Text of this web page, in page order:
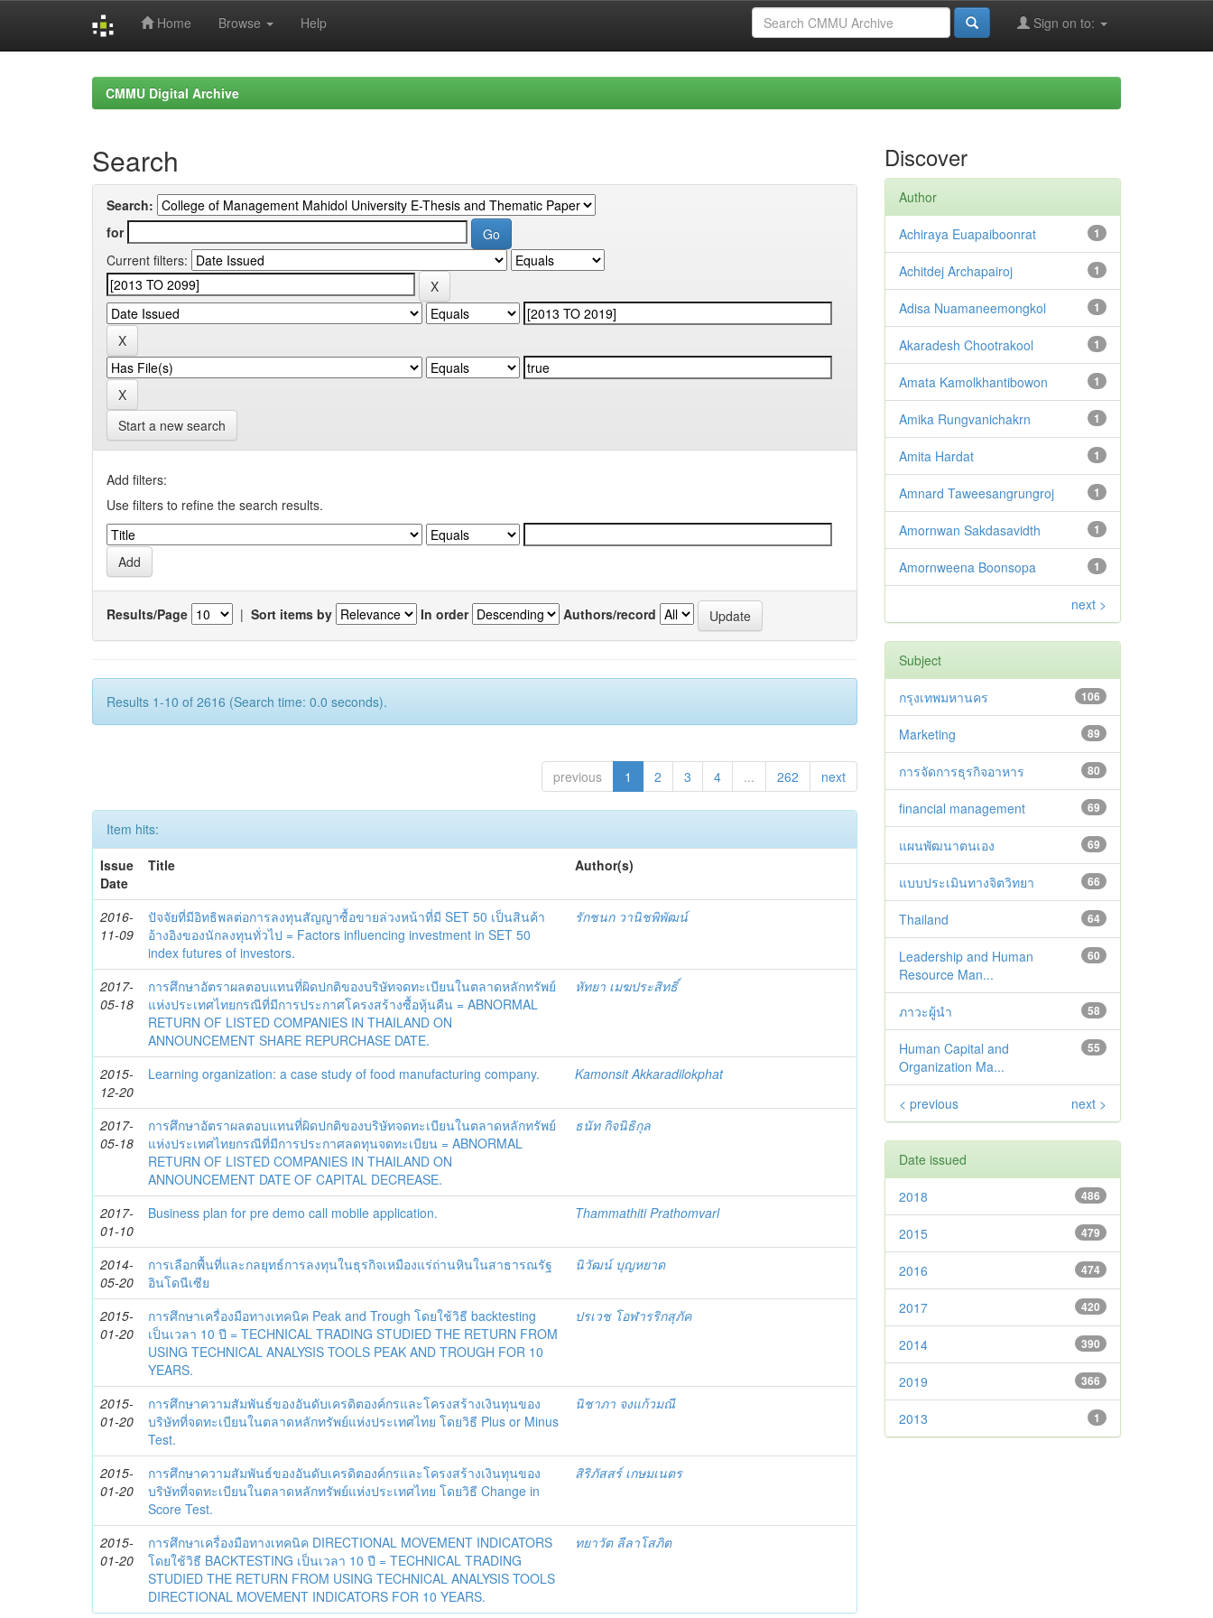
Home Browse Help Sign on to:
CMMU Digital Archive
Search
Search:
for
Current filters:
Start a new search
Add filters:
Use filters to refine the search results.
Results/Page | Sort items by In order Authors/record
Results 1-10 of 2616 (Search time: 0.0 seconds).
previous 1 2 3 4 ... 262 next
Item hits:
Issue
Date
Title Author(s)
2016-
11-09
ปัจจัยที่มีอิทธิพลต่อการลงทุนสัญญาซื้อขายล่วงหน้าที่มี SET 50 เป็นสินค้า
อ้างอิงของนักลงทุนทั่วไป = Factors influencing investment in SET 50
index futures of investors.
รักชนก วานิชพิพัฒน์
2017-
05-18
การศึกษาอัตราผลตอบแทนที่ผิดปกติของบริษัทจดทะเบียนในตลาดหลักทรัพย์
แห่งประเทศไทยกรณีที่มีการประกาศโครงสร้างซื้อหุ้นคืน = ABNORMAL
RETURN OF LISTED COMPANIES IN THAILAND ON
ANNOUNCEMENT SHARE REPURCHASE DATE.
หัทยา เมฆประสิทธิ์
2015-
12-20
Learning organization: a case study of food manufacturing company. Kamonsit Akkaradilokphat
2017-
05-18
การศึกษาอัตราผลตอบแทนที่ผิดปกติของบริษัทจดทะเบียนในตลาดหลักทรัพย์
แห่งประเทศไทยกรณีที่มีการประกาศลดทุนจดทะเบียน = ABNORMAL
RETURN OF LISTED COMPANIES IN THAILAND ON
ANNOUNCEMENT DATE OF CAPITAL DECREASE.
ธนัท กิจนิธิกุล
2017-
01-10
Business plan for pre demo call mobile application. Thammathiti Prathomvarl
2014-
05-20
การเลือกพื้นที่และกลยุทธ์การลงทุนในธุรกิจเหมืองแร่ถ่านหินในสาธารณรัฐ
อินโดนีเซีย
นิวัฒน์ บุญหยาด
2015-
01-20
การศึกษาเครื่องมือทางเทคนิค Peak and Trough โดยใช้วิธี backtesting
เป็นเวลา 10 ปี = TECHNICAL TRADING STUDIED THE RETURN FROM
USING TECHNICAL ANALYSIS TOOLS PEAK AND TROUGH FOR 10
YEARS.
ปรเวช โอฬารริกสุภัค
2015-
01-20
การศึกษาความสัมพันธ์ของอันดับเครดิตองค์กรและโครงสร้างเงินทุนของ
บริษัทที่จดทะเบียนในตลาดหลักทรัพย์แห่งประเทศไทย โดยวิธี Plus or Minus
Test.
นิชาภา จงแก้วมณี
2015-
01-20
การศึกษาความสัมพันธ์ของอันดับเครดิตองค์กรและโครงสร้างเงินทุนของ
บริษัทที่จดทะเบียนในตลาดหลักทรัพย์แห่งประเทศไทย โดยวิธี Change in
Score Test.
สิริภัสสร์ เกษมเนตร
2015-
01-20
การศึกษาเครื่องมือทางเทคนิค DIRECTIONAL MOVEMENT INDICATORS
โดยใช้วิธี BACKTESTING เป็นเวลา 10 ปี = TECHNICAL TRADING
STUDIED THE RETURN FROM USING TECHNICAL ANALYSIS TOOLS
DIRECTIONAL MOVEMENT INDICATORS FOR 10 YEARS.
ทยาวัต ลีลาโสภิต
Discover
Author
1
Achiraya Euapaiboonrat
1
Achitdej Archapairoj
1
Adisa Nuamaneemongkol
1
Akaradesh Chootrakool
1
Amata Kamolkhantibowon
1
Amika Rungvanichakrn
1
Amita Hardat
1
Amnard Taweesangrungroj
1
Amornwan Sakdasavidth
1
Amornweena Boonsopa
next >
Subject
106
กรุงเทพมหานคร
89
Marketing
80
การจัดการธุรกิจอาหาร
69
financial management
69
แผนพัฒนาตนเอง
66
แบบประเมินทางจิตวิทยา
64
Thailand
60
Leadership and Human
Resource Man...
58
ภาวะผู้นำ
55
Human Capital and
Organization Ma...
< previous next >
Date issued
486
2018
479
2015
474
2016
420
2017
390
2014
366
2019
1
2013